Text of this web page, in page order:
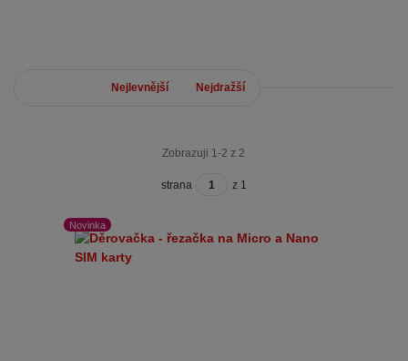
Nejlevnější Nejdražší
Zobrazuji 1-2 z 2
strana z 1
Novinka